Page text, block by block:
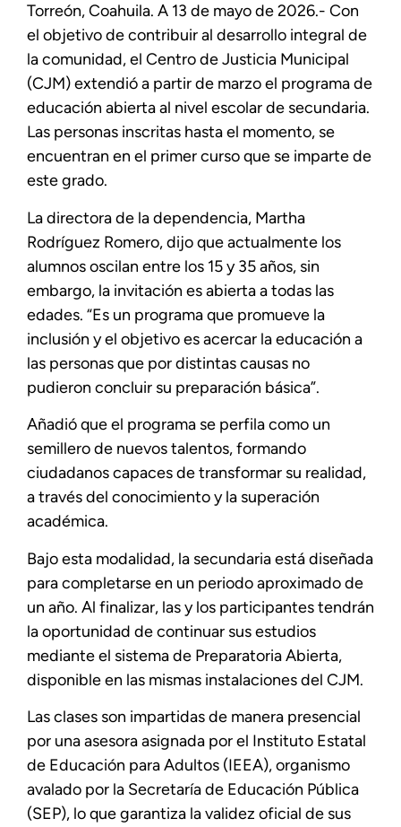
Torreón, Coahuila. A 13 de mayo de 2026.- Con
el objetivo de contribuir al desarrollo integral de
la comunidad, el Centro de Justicia Municipal
(CJM) extendió a partir de marzo el programa de
educación abierta al nivel escolar de secundaria.
Las personas inscritas hasta el momento, se
encuentran en el primer curso que se imparte de
este grado.
La directora de la dependencia, Martha
Rodríguez Romero, dijo que actualmente los
alumnos oscilan entre los 15 y 35 años, sin
embargo, la invitación es abierta a todas las
edades. “Es un programa que promueve la
inclusión y el objetivo es acercar la educación a
las personas que por distintas causas no
pudieron concluir su preparación básica”.
Añadió que el programa se perfila como un
semillero de nuevos talentos, formando
ciudadanos capaces de transformar su realidad,
a través del conocimiento y la superación
académica.
Bajo esta modalidad, la secundaria está diseñada
para completarse en un periodo aproximado de
un año. Al finalizar, las y los participantes tendrán
la oportunidad de continuar sus estudios
mediante el sistema de Preparatoria Abierta,
disponible en las mismas instalaciones del CJM.
Las clases son impartidas de manera presencial
por una asesora asignada por el Instituto Estatal
de Educación para Adultos (IEEA), organismo
avalado por la Secretaría de Educación Pública
(SEP), lo que garantiza la validez oficial de sus